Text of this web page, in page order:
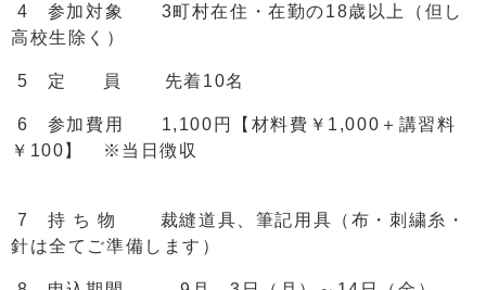
4 参加対象 3町村在住・在勤の18歳以上（但し
高校生除く）
5 定 員 先着10名
6 参加費用 1,100円【材料費￥1,000＋講習料
￥100】 ※当日徴収
7 持 ち 物 裁縫道具、筆記用具（布・刺繍糸・
針は全てご準備します）